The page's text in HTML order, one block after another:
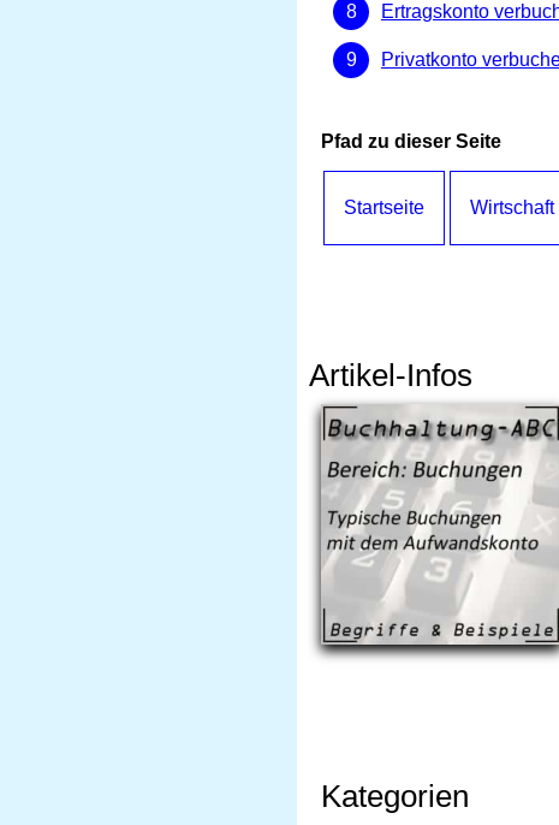
Ertragskonto
Privatkonto
Pfad zu dieser Seite
Startseite Wirtschaft
Artikel-Infos
Kategorien